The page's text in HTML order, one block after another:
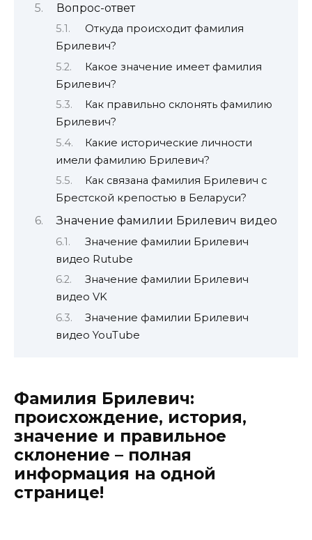
Вопрос-ответ
Откуда происходит фамилия
Брилевич?
Какое значение имеет фамилия
Брилевич?
Как правильно склонять фамилию
Брилевич?
Какие исторические личности
имели фамилию Брилевич?
Как связана фамилия Брилевич с
Брестской крепостью в Беларуси?
Значение фамилии Брилевич видео
Значение фамилии Брилевич
видео Rutube
Значение фамилии Брилевич
видео VK
Значение фамилии Брилевич
видео YouTube
Фамилия Брилевич:
происхождение, история,
значение и правильное
склонение – полная
информация на одной
странице!